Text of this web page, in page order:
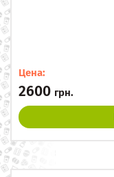
Цена:
2600 грн.